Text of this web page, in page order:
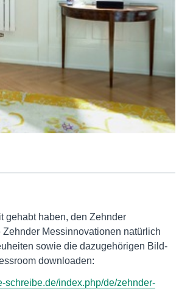
gehabt haben, den Zehnder
Messinnovationen natürlich
sowie die dazugehörigen Bild-
downloaden:
schreibe.de/index.php/de/zehnder-